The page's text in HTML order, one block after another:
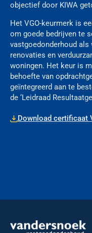
objectief door KIWA
Het VGO-keurmerk is
om goede bedrijven te
vastgoedonderhoud
renovaties en
woningen. Het keur is
behoefte van
geïntegreerd aan te
de ‘Leidraad
Download certificaat